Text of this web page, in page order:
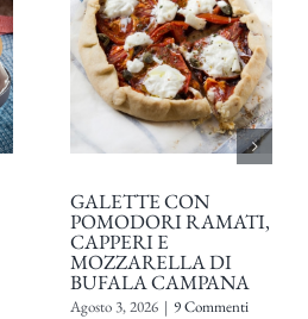
GALETTE CON
POMODORI RAMATI,
CAPPERI E
MOZZARELLA DI
BUFALA CAMPANA
Agosto 3, 2026 | 9 Commenti